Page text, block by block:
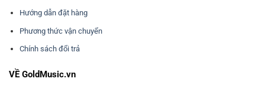
Hướng dẫn đặt hàng
Phương thức vận chuyển
Chính sách đổi trả
VỀ GoldMusic.vn